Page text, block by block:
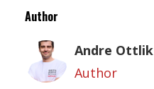
Author
Andre Ottlik
Author